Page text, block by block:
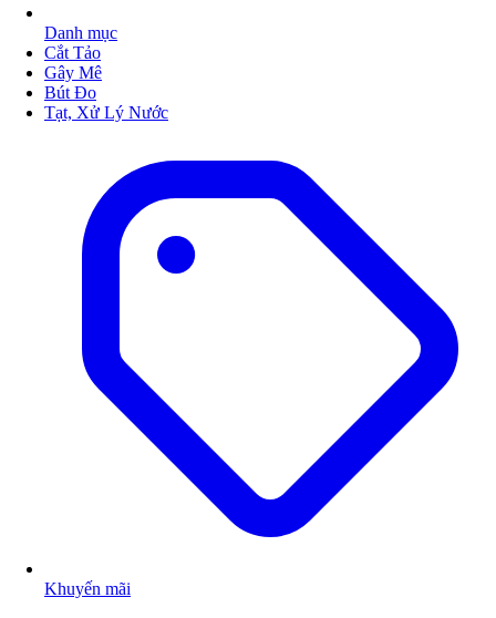
Danh mục
Cắt Tảo
Gây Mê
Bút Đo
Tạt, Xử Lý Nước
Khuyến mãi